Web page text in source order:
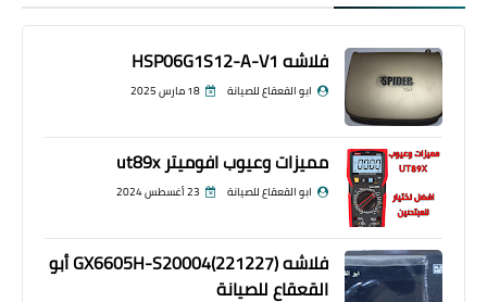
فلاشه HSP06G1S12-A-V1
ابو القعقاع للصيانة 18 مارس 2025
مميزات وعيوب افوميتر ut89x
ابو القعقاع للصيانة 23 أغسطس 2024
فلاشه GX6605H-S20004(221227) أبو
القعقاع للصيانة